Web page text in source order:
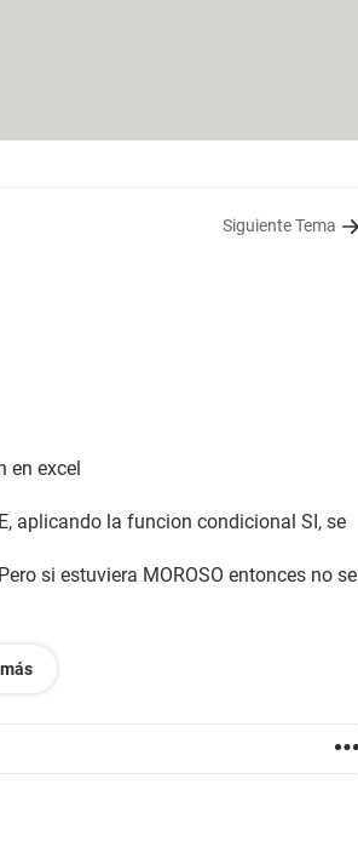
Siguiente Tema
en excel
aplicando la funcion condicional SI, se
si estuviera MOROSO entonces no se